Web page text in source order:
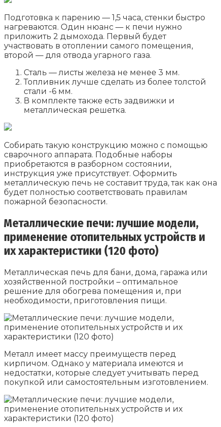
Подготовка к парению — 1,5 часа, стенки быстро
нагреваются. Один нюанс — к печи нужно
приложить 2 дымохода. Первый будет
участвовать в отоплении самого помещения,
второй — для отвода угарного газа.
Сталь — листы железа не менее 3 мм.
Топливник лучше сделать из более толстой
стали -6 мм.
В комплекте также есть задвижки и
металлическая решетка.
Собирать такую конструкцию можно с помощью
сварочного аппарата. Подобные наборы
приобретаются в разборном состоянии,
инструкция уже присутствует. Оформить
металлическую печь не составит труда, так как она
будет полностью соответствовать правилам
пожарной безопасности.
Металлические печи: лучшие модели,
применение отопительных устройств и
их характеристики (120 фото)
Металлическая печь для бани, дома, гаража или
хозяйственной постройки – оптимальное
решение для обогрева помещения и, при
необходимости, приготовления пищи.
Металл имеет массу преимуществ перед
кирпичом. Однако у материала имеются и
недостатки, которые следует учитывать перед
покупкой или самостоятельным изготовлением.